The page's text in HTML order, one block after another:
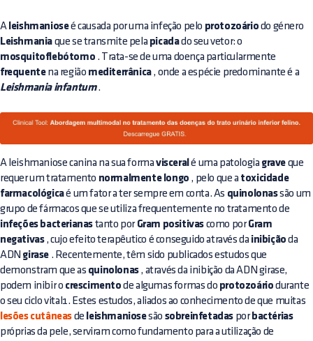
A leishmanioseé causada por uma infeção pelo protozoário do género
Leishmania que se transmite pela picadado seu vetor: o
mosquitoflebótomo . Trata-se de uma doença particularmente
frequentena região mediterrânica, onde a espécie predominante é a
Leishmania infantum.
A leishmaniose canina na sua forma visceralé uma patologia grave que
requer um tratamento normalmente longo , pelo que a toxicidade
farmacológicaé um fator a ter sempre em conta. As quinolonassão um
grupo de fármacos que se utiliza frequentemente no tratamento de
infeções bacterianas tanto por Gram positivas como porGram
negativas, cujo efeito terapêutico é conseguido através da inibição da
ADN girase . Recentemente, têm sido publicados estudos que
demonstram que as quinolonas, através da inibição da ADN girase,
podem inibir o crescimento de algumas formas do protozoário durante
o seu ciclo vital1. Estes estudos, aliados ao conhecimento de que muitas
lesões cutâneas de leishmaniosesão sobreinfetadas porbactérias
próprias da pele, serviram como fundamento para a utilização de